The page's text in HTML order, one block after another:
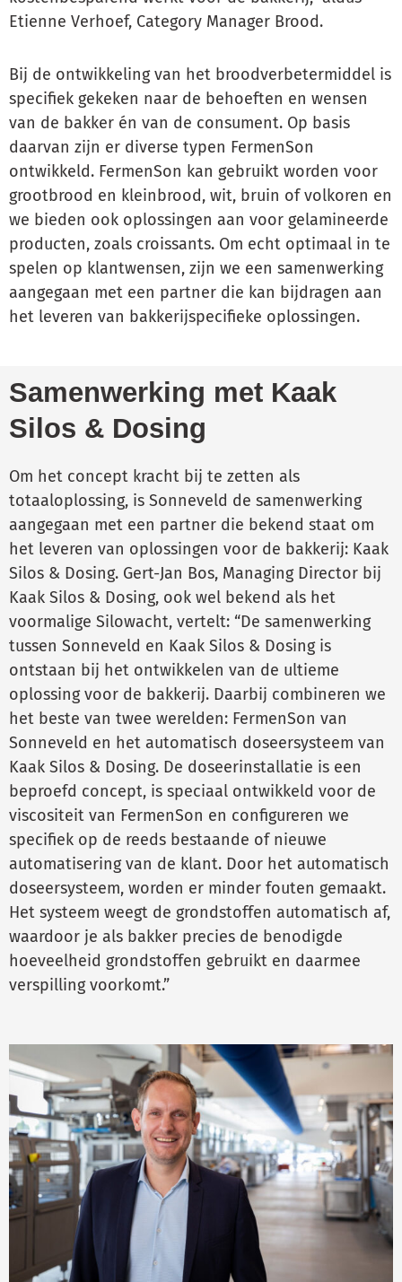
Etienne Verhoef, Category Manager Brood.
Bij de ontwikkeling van het broodverbetermiddel is
specifiek gekeken naar de behoeften en wensen
van de bakker én van de consument. Op basis
daarvan zijn er diverse typen FermenSon
ontwikkeld. FermenSon kan gebruikt worden voor
grootbrood en kleinbrood, wit, bruin of volkoren en
we bieden ook oplossingen aan voor gelamineerde
producten, zoals croissants. Om echt optimaal in te
spelen op klantwensen, zijn we een samenwerking
aangegaan met een partner die kan bijdragen aan
het leveren van bakkerijspecifieke oplossingen.
Samenwerking met Kaak
Silos & Dosing
Om het concept kracht bij te zetten als
totaaloplossing, is Sonneveld de samenwerking
aangegaan met een partner die bekend staat om
het leveren van oplossingen voor de bakkerij: Kaak
Silos & Dosing. Gert-Jan Bos, Managing Director bij
Kaak Silos & Dosing, ook wel bekend als het
voormalige Silowacht, vertelt: “De samenwerking
tussen Sonneveld en Kaak Silos & Dosing is
ontstaan bij het ontwikkelen van de ultieme
oplossing voor de bakkerij. Daarbij combineren we
het beste van twee werelden: FermenSon van
Sonneveld en het automatisch doseersysteem van
Kaak Silos & Dosing. De doseerinstallatie is een
beproefd concept, is speciaal ontwikkeld voor de
viscositeit van FermenSon en configureren we
specifiek op de reeds bestaande of nieuwe
automatisering van de klant. Door het automatisch
doseersysteem, worden er minder fouten gemaakt.
Het systeem weegt de grondstoffen automatisch af,
waardoor je als bakker precies de benodigde
hoeveelheid grondstoffen gebruikt en daarmee
verspilling voorkomt.”